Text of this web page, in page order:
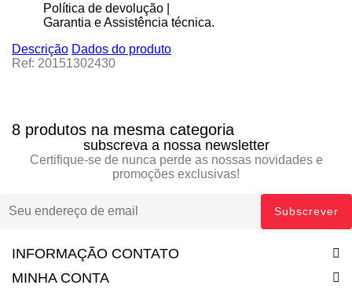
Política de devolução |
Garantia e Assistência técnica.
Descrição Dados do produto
Ref: 20151302430
8 produtos na mesma categoria
subscreva a nossa newsletter
Certifique-se de nunca perde as nossas novidades e
promoções exclusivas!
INFORMAÇÃO CONTATO
MINHA CONTA